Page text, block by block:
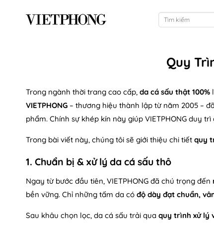
Tìm
kiếm:
Quy
Trong ngành thời trang cao cấp, da cá sấu thật 100%
VIETPHONG – thương hiệu thành lập từ năm 2005 –
phẩm. Chính sự khép kín này giúp VIETPHONG duy
Trong bài viết này, chúng tôi sẽ giới thiệu chi tiết quy
1. Chuẩn bị & xử lý da cá sấu thô
Ngay từ bước đầu tiên, VIETPHONG đã chú trọng đến
bền vững. Chỉ những tấm da có độ dày đạt chuẩn,
Sau khâu chọn lọc, da cá sấu trải qua quy trình xử lý